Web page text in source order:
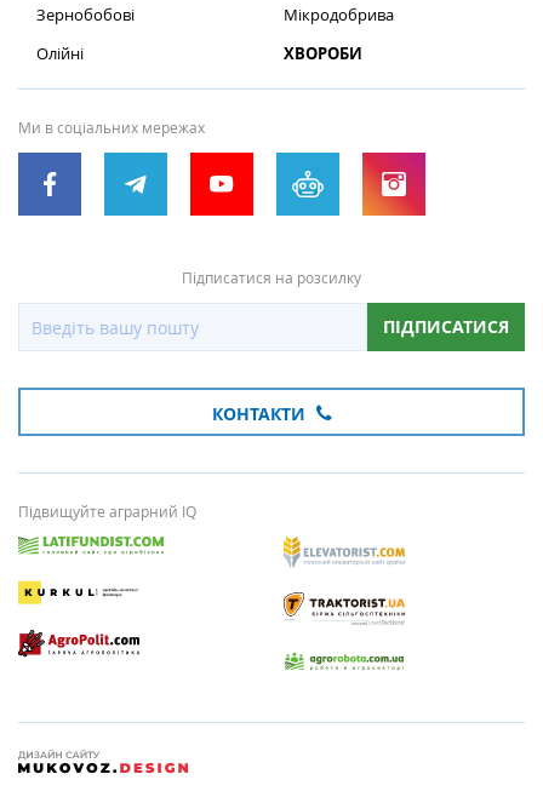
Зернобобові
Олійні
Мікродобрива
ХВОРОБИ
Ми в соціальних мережах
Підписатися на розсилку
ПІДПИСАТИСЯ
КОНТАКТИ
Підвищуйте аграрний IQ